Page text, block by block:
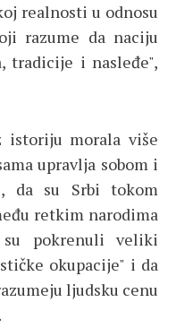
realnosti u odnosu
razume da naciju
tradicije i nasleđe",
istoriju morala više
upravlja sobom i
da su Srbi tokom
retkim narodima
pokrenuli veliki
okupacije" i da
ljudsku cenu